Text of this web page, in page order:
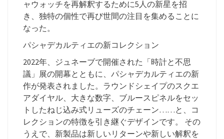
ャウォッチを再解釈するために5人の新星を招
き、独特の個性で再び世間の注目を集めることに
なった。
パシャデカルティエの新コレクション
2022年、ジュネーブで開催された「時計と不思
議」展の開幕とともに、パシャデカルティエの新
作が発表されました。ラウンドシェイプのスクエ
アダイヤル、大きな数字、ブルースピネルをセッ
トしたねじ込み式リューズのチェーン……と、コ
レクションの特徴を引き継ぐデザインです。 その
うえで、新製品は新しいリターンや新しい解釈を